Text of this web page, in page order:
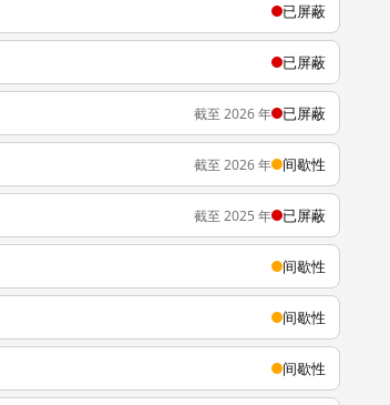
已屏蔽
已屏蔽
截至 2026 年 已屏蔽
截至 2026 年 间歇性
截至 2025 年 已屏蔽
间歇性
间歇性
间歇性